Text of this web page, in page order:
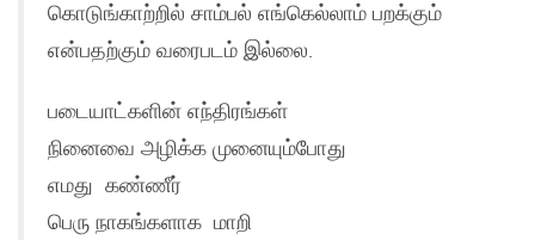
கொடுங்காற்றில் சாம்பல் எங்கெல்லாம் பறக்கும்
என்பதற்கும் வரைபடம் இல்லை.
படையாட்களின் எந்திரங்கள்
நினைவை அழிக்க முனையும்போது
எமது கண்ணீர்
பெரு நாகங்களாக மாறி